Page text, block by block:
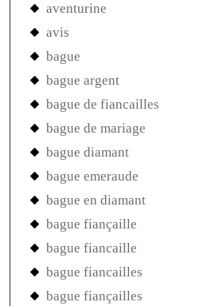
aventurine
avis
bague
bague argent
bague de fiancailles
bague de mariage
bague diamant
bague emeraude
bague en diamant
bague fiançaille
bague fiancaille
bague fiancailles
bague fiançailles